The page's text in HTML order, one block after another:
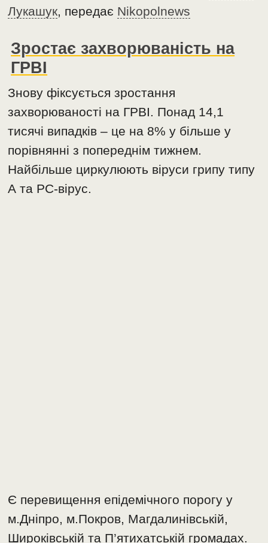
Лукашук, передає Nikopolnews
Зростає захворюваність на
ГРВІ
Знову фіксується зростання
захворюваності на ГРВІ. Понад 14,1
тисячі випадків – це на 8% у більше у
порівнянні з попереднім тижнем.
Найбільше циркулюють віруси грипу типу
А та РС-вірус.
Є перевищення епідемічного порогу у
м.Дніпро, м.Покров, Магдалинівській,
Широківській та П’ятихатській громадах.